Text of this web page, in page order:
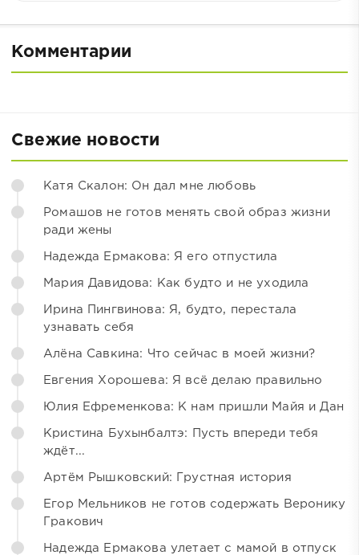
Комментарии
Свежие новости
Катя Скалон: Он дал мне любовь
Ромашов не готов менять свой образ жизни
ради жены
Надежда Ермакова: Я его отпустила
Мария Давидова: Как будто и не уходила
Ирина Пингвинова: Я, будто, перестала
узнавать себя
Алёна Савкина: Что сейчас в моей жизни?
Евгения Хорошева: Я всё делаю правильно
Юлия Ефременкова: К нам пришли Майя и Дан
Кристина Бухынбалтэ: Пусть впереди тебя
ждёт...
Артём Рышковский: Грустная история
Егор Мельников не готов содержать Веронику
Гракович
Надежда Ермакова улетает с мамой в отпуск